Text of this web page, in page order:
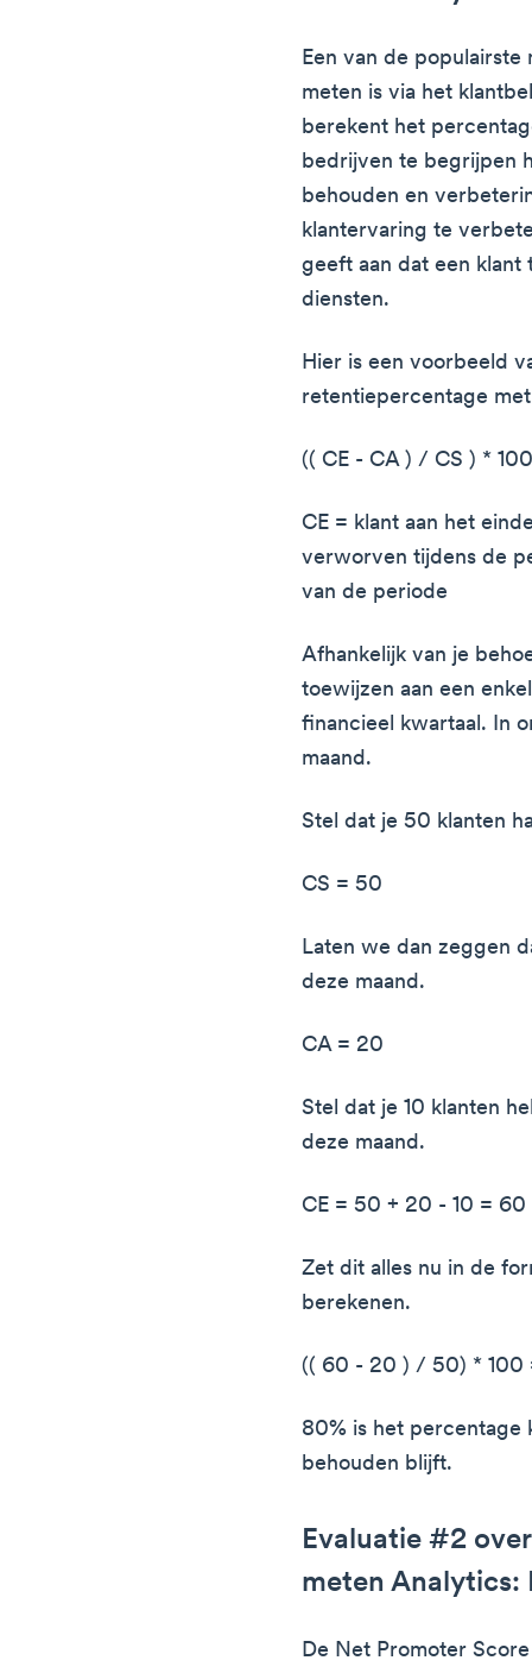
Een van de
meten is via het
berekent het
bedrijven te begrijpen
behouden en
klantervaring te
geeft aan dat een klant
diensten.
Hier is een voorbeeld
retentiepercentage
(( CE - CA ) / CS ) *
CE = klant aan het
verworven tijdens de
van de periode
Afhankelijk van je
toewijzen aan een
financieel kwartaal. In
maand.
Stel dat je 50 klanten
CS = 50
Laten we dan zeggen
deze maand.
CA = 20
Stel dat je 10 klanten
deze maand.
CE = 50 + 20 - 10 = 60
Zet dit alles nu in de
berekenen.
(( 60 - 20 ) / 50) * 100
80% is het percentage
behouden blijft.
Evaluatie #2
meten Analytics:
De Net Promoter